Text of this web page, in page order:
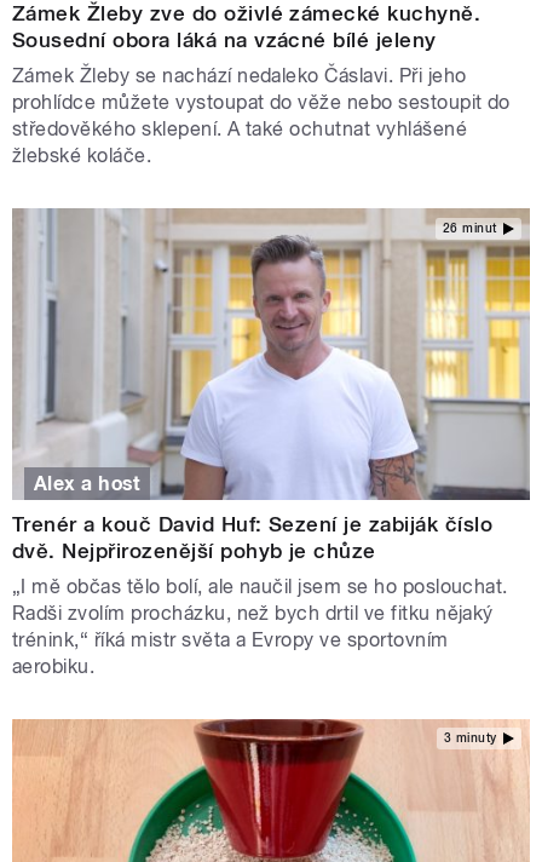
Zámek Žleby zve do oživlé zámecké kuchyně.
Sousední obora láká na vzácné bílé jeleny
Zámek Žleby se nachází nedaleko Čáslavi. Při jeho
prohlídce můžete vystoupat do věže nebo sestoupit do
středověkého sklepení. A také ochutnat vyhlášené
žlebské koláče.
26 minut
Alex a host
Trenér a kouč David Huf: Sezení je zabiják číslo
dvě. Nejpřirozenější pohyb je chůze
„I mě občas tělo bolí, ale naučil jsem se ho poslouchat.
Radši zvolím procházku, než bych drtil ve fitku nějaký
trénink,“ říká mistr světa a Evropy ve sportovním
aerobiku.
3 minuty